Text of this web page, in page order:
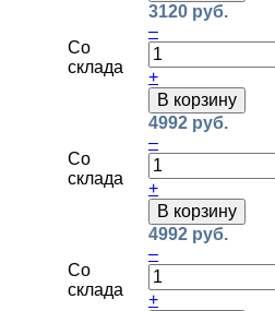
Со
склада
3120 руб.
–
+
В корзину
Со
склада
4992 руб.
–
+
В корзину
Со
склада
4992 руб.
–
+